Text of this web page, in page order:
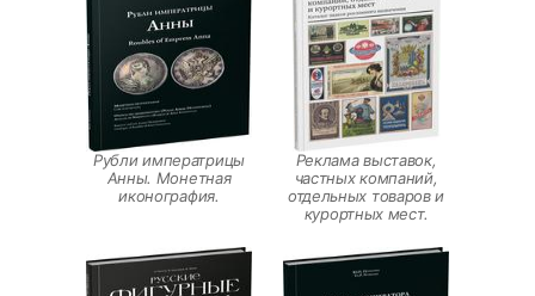
Рубли императрицы
Анны. Монетная
иконография.
Реклама выставок,
частных компаний,
отдельных товаров и
курортных мест.